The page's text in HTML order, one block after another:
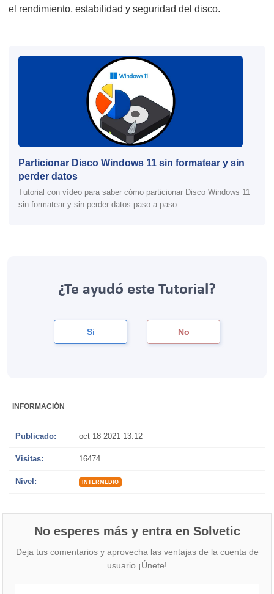
el rendimiento, estabilidad y seguridad del disco.
Particionar Disco Windows 11 sin formatear y sin
perder datos
Tutorial con vídeo para saber cómo particionar Disco Windows 11
sin formatear y sin perder datos paso a paso.
¿Te ayudó este Tutorial?
Si No
INFORMACIÓN
Publicado: oct 18 2021 13:12
Visitas: 16474
Nivel: INTERMEDIO
No esperes más y entra en Solvetic
Deja tus comentarios y aprovecha las ventajas de la cuenta de
usuario ¡Únete!